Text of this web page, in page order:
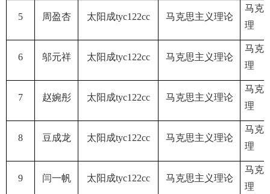
5 周盈杏 太阳成tyc122cc 马克思主义理论
马克
理
6 邬元祥 太阳成tyc122cc 马克思主义理论
马克
理
7 赵婉彤 太阳成tyc122cc 马克思主义理论
马克
理
8 豆成龙 太阳成tyc122cc 马克思主义理论
马克
理
9 闫一帆 太阳成tyc122cc 马克思主义理论
马克
理